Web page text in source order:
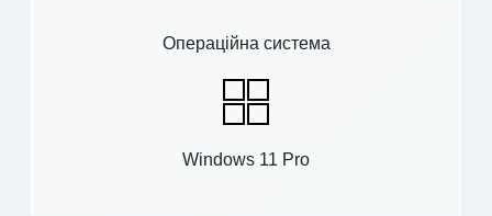
Операційна система
Windows 11 Pro